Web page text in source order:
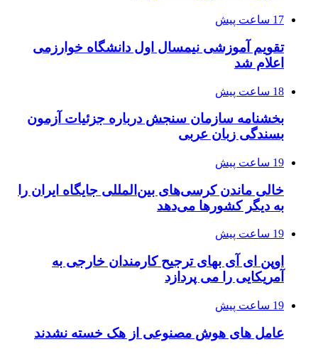
17 ساعت پیش
تقویم آموزشی نیمسال اول دانشگاه خوارزمی
اعلام شد
18 ساعت پیش
بخشنامه سازمان سنجش درباره جزئیات آزمون
بسندگی زبان عربی
19 ساعت پیش
خالی ماندن کرسی‌های بین‌المللی جایگاه ایران را
به دیگر کشورها می‌دهد
19 ساعت پیش
اوپن ای آی بهای ترجیح کارمندان خارجی به
آمریکایی را می پردازد
19 ساعت پیش
عامل های هوش مصنوعی از هک خسته نشدند